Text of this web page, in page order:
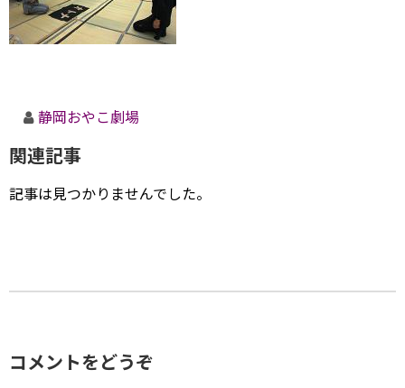
静岡おやこ劇場
関連記事
記事は見つかりませんでした。
コメントをどうぞ